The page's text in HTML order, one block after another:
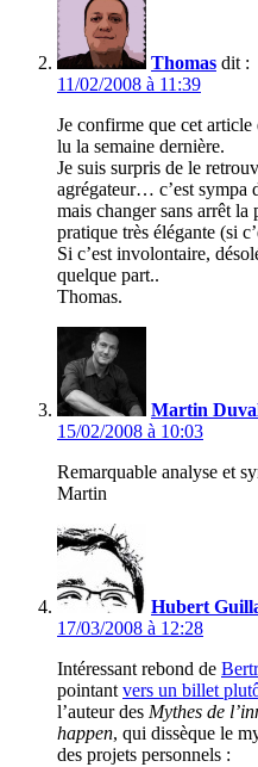
Thomas dit :
11/02/2008 à 11:39
Je confirme que cet article
lu la semaine dernière.
Je suis surpris de le
agrégateur… c’est sympa
mais changer sans arrêt la
pratique très élégante (si
Si c’est involontaire,
quelque part..
Thomas.
Martin
15/02/2008 à 10:03
Remarquable analyse et
Martin
Hubert
17/03/2008 à 12:28
Intéressant rebond de
pointant vers un billet
l’auteur des Mythes de
happen, qui dissèque le
des projets personnels :